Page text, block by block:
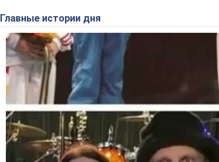
Главные истории дня